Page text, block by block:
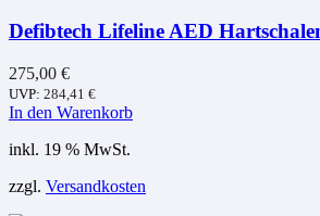
Defibtech Lifeline AED
275,00 €
UVP: 284,41 €
In den Warenkorb
inkl. 19 % MwSt.
zzgl. Versandkosten